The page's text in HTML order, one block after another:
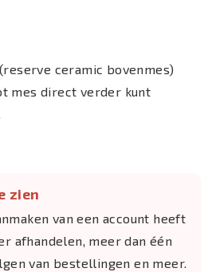
ceramic bovenmes)
mes direct verder kunt
zien
van een account heeft
afhandelen, meer dan één
van bestellingen en meer.